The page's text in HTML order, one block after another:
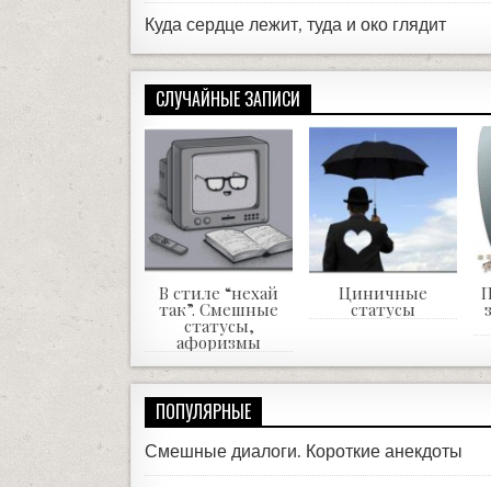
Куда сердце лежит, туда и око глядит
СЛУЧАЙНЫЕ ЗАПИСИ
В стиле “нехай
так”. Смешные
статусы,
афоризмы
Циничные
статусы
ПОПУЛЯРНЫЕ
Смешные диалоги. Короткие анекдоты